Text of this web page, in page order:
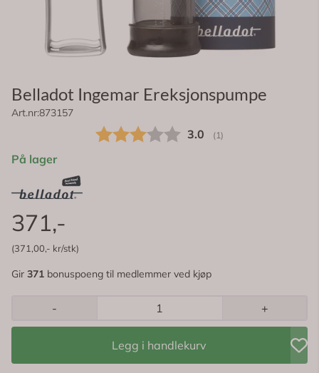
Belladot Ingemar Ereksjonspumpe
Art.nr:873157
Gjennomsnittskarakter:
3.0 (stemmer:
1)
På lager
371,-
(371,00,- kr/stk)
Gir 371 bonuspoeng til medlemmer ved kjøp
- +
Legg i handlekurv